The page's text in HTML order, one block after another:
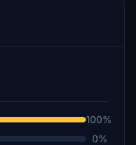
100%
0%